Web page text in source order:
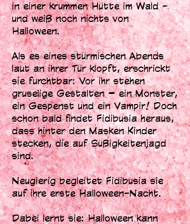
in einer krummen Hütte im Wald -
und weiß noch nichts von
Halloween.
Als es eines stürmischen Abends
laut an ihrer Tür klopft, erschrickt
sie furchtbar: Vor ihr stehen
gruselige Gestalten – ein Monster,
ein Gespenst und ein Vampir! Doch
schon bald findet Fidibusia heraus,
dass hinter den Masken Kinder
stecken, die auf Süßigkeitenjagd
sind.
Neugierig begleitet Fidibusia sie
auf ihre erste Halloween-Nacht.
Dabei lernt sie: Halloween kann